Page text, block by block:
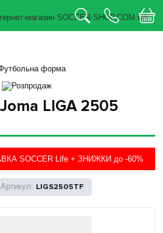
LIGA 2505
SOCCER Life + ЗНИЖКИ до -60%
LIGS2505TF